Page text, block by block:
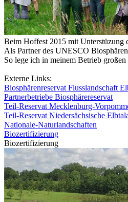
Beim Hoffest 2015 mit Unterstüzung
Als Partner des UNESCO
So lege ich in meinem Betrieb
Externe Links:
Biosphärenreservat Flusslandschaft
Partnerbetriebe Biosphärereservat
Teil-Reservat Mecklenburg-
Teil-Reservat Niedersächsische
Nationale-Naturlandschaften
Biozertifizierung
Biozertifizierung